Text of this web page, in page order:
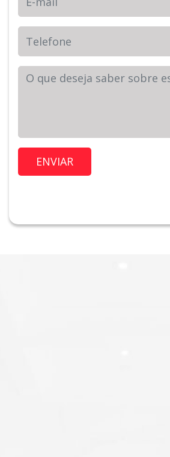
Telefone
Sua Mensagem